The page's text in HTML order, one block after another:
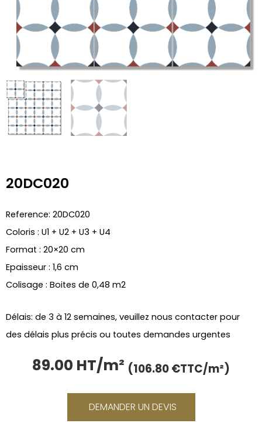
20DC020
Reference: 20DC020
Coloris : U1 + U2 + U3 + U4
Format : 20×20 cm
Epaisseur : 1,6 cm
Colisage : Boites de 0,48 m2
Délais: de 3 à 12 semaines, veuillez nous contacter pour
des délais plus précis ou toutes demandes urgentes
Le
106.80 €.
89.00 HT/m² (106.80 €TTC/m²)
DEMANDER UN DEVIS